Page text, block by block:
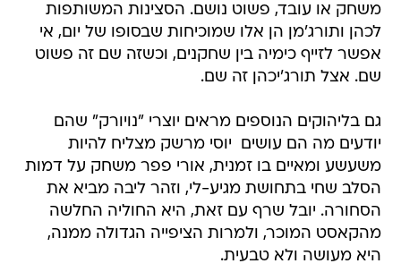
משחק או עובד, פשוט נושם. הסצינות המשותפות
לכהן ותורג'מן הן אלו שמוכיחות שבסופו של יום, אי
אפשר לזייף כימיה בין שחקנים, וכשזה שם זה פשוט
שם. אצל תורג'יכהן זה שם.
גם בליהוקים הנוספים מראים יוצרי "נויורק" שהם
יודעים מה הם עושים  יוסי מרשק מצליח להיות
משעשע ומאיים בו זמנית, אורי פפר משחק על דמות
הסלב שחי בתחושת מגיע-לי, וזהר ליבה מביא את
הסחורה. יובל שרף עם זאת, היא החוליה החלשה
מהקאסט המוכר, ולמרות הציפייה הגדולה ממנה,
היא מעושה ולא טבעית.